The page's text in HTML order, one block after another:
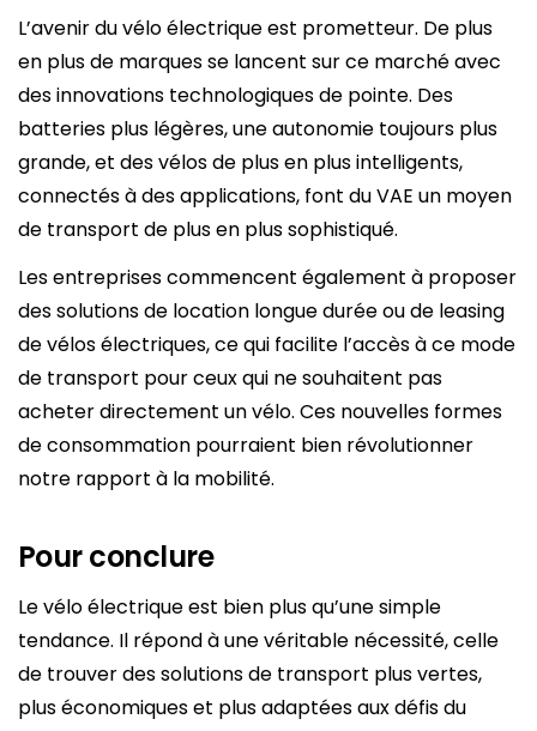
L’avenir du vélo électrique est prometteur. De plus
en plus de marques se lancent sur ce marché avec
des innovations technologiques de pointe. Des
batteries plus légères, une autonomie toujours plus
grande, et des vélos de plus en plus intelligents,
connectés à des applications, font du VAE un moyen
de transport de plus en plus sophistiqué.
Les entreprises commencent également à proposer
des solutions de location longue durée ou de leasing
de vélos électriques, ce qui facilite l’accès à ce mode
de transport pour ceux qui ne souhaitent pas
acheter directement un vélo. Ces nouvelles formes
de consommation pourraient bien révolutionner
notre rapport à la mobilité.
Pour conclure
Le vélo électrique est bien plus qu’une simple
tendance. Il répond à une véritable nécessité, celle
de trouver des solutions de transport plus vertes,
plus économiques et plus adaptées aux défis du